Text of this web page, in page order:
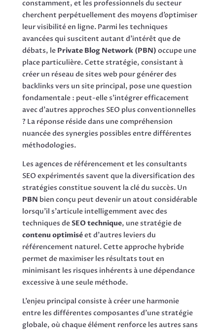
constamment, et les professionnels du secteur
cherchent perpétuellement des moyens d’optimiser
leur visibilité en ligne. Parmi les techniques
avancées qui suscitent autant d’intérêt que de
débats, le Private Blog Network (PBN) occupe une
place particulière. Cette stratégie, consistant à
créer un réseau de sites web pour générer des
backlinks vers un site principal, pose une question
fondamentale : peut-elle s’intégrer efficacement
avec d’autres approches SEO plus conventionnelles
? La réponse réside dans une compréhension
nuancée des synergies possibles entre différentes
méthodologies.
Les agences de référencement et les consultants
SEO expérimentés savent que la diversification des
stratégies constitue souvent la clé du succès. Un
PBN bien conçu peut devenir un atout considérable
lorsqu’il s’articule intelligemment avec des
techniques deSEO technique, une stratégie de
contenu optimiséet d’autres leviers du
référencement naturel. Cette approche hybride
permet de maximiser les résultats tout en
minimisant les risques inhérents à une dépendance
excessive à une seule méthode.
L’enjeu principal consiste à créer une harmonie
entre les différentes composantes d’une stratégie
globale, où chaque élément renforce les autres sans